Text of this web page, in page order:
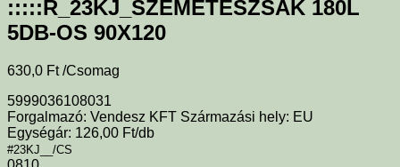
:::::R_23KJ_SZEMETESZSÁK 180L
5DB-OS 90X120
630,0 Ft /Csomag
5999036108031
Forgalmazó: Vendesz KFT Származási hely: EU
Egységár: 126,00 Ft/db
#23KJ__/CS